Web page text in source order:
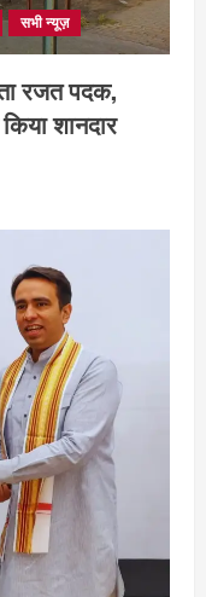
सभी न्यूज़
रजत पदक,
शानदार